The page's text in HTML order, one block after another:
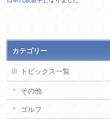
カテゴリー
トピックス一覧
その他
ゴルフ